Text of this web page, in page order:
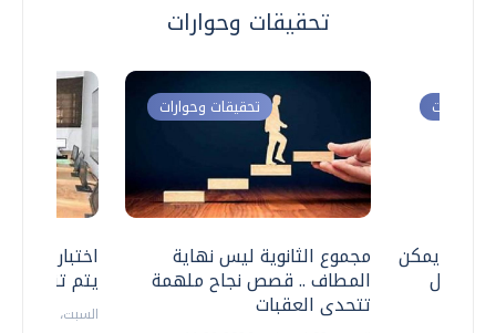
تحقيقات وحوارات
اختبارات
يتم
السبت، 18 يوليو 2026 09:22 ص
تحقيقات وحوارات
مجموع الثانوية ليس نهاية
المطاف .. قصص نجاح ملهمة
تتحدى العقبات
وحوارات
.. هل يمكن
نتعامل